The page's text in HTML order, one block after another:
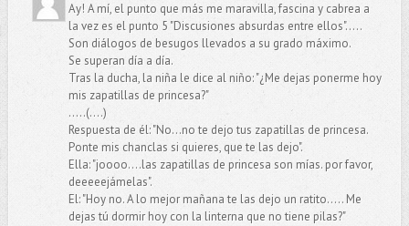
Ay! A mí, el punto que más me maravilla, fascina y cabrea a
la vez es el punto 5 "Discusiones absurdas entre ellos".....
Son diálogos de besugos llevados a su grado máximo.
Se superan día a día.
Tras la ducha, la niña le dice al niño: "¿Me dejas ponerme hoy
mis zapatillas de princesa?"
.....(....)
Respuesta de él: "No...no te dejo tus zapatillas de princesa.
Ponte mis chanclas si quieres, que te las dejo".
Ella: "joooo....las zapatillas de princesa son mías. por favor,
deeeeejámelas".
El: "Hoy no. A lo mejor mañana te las dejo un ratito..... Me
dejas tú dormir hoy con la linterna que no tiene pilas?"